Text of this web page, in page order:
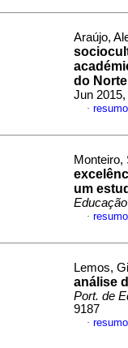
Araújo,
do
Jun
·
um
Educação
·
Lemos,
análise
Port. de
9187
·